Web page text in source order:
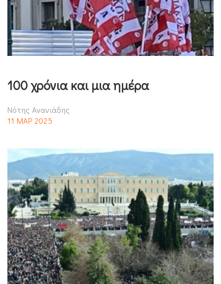
100 χρόνια και μια ημέρα
Νότης Ανανιάδης
11 ΜΑΡ 2025